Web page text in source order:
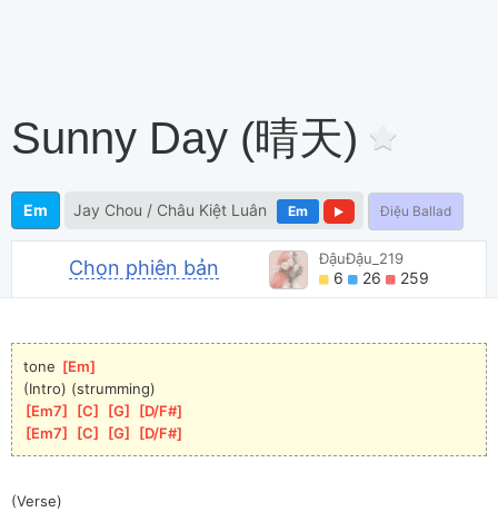
Sunny Day (晴天)
Em Jay Chou / Châu Kiệt Luân Em Điệu Ballad
Chọn phiên bản ĐậuĐậu_219
6 26 259
tone [Em
(Intro) (strumming)
[Em7 [C [G [D/F#
[Em7 [C [G [D/F#
(Verse)